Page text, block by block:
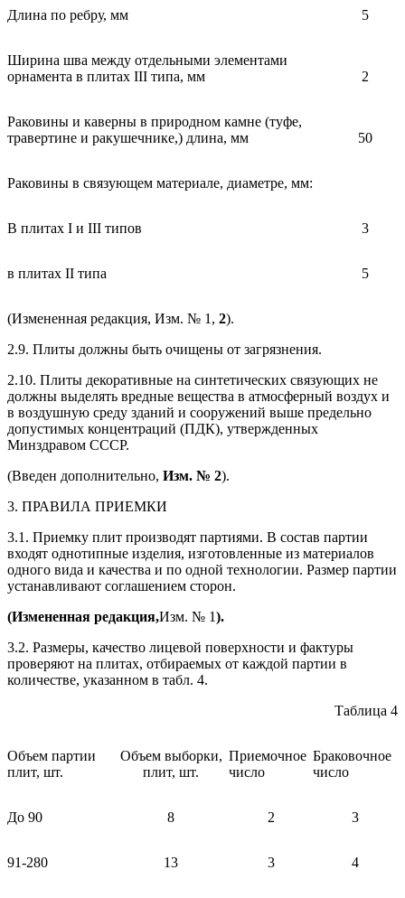
Длина по ребру, мм 5
Ширина шва между отдельными элементами
орнамента в плитах III типа, мм
2
Раковины и каверны в природном камне (туфе,
травертине и ракушечнике,) длина, мм
50
Раковины в связующем материале, диаметре, мм:
В плитах I и III типов 3
в плитах II типа 5
(Измененная редакция, Изм. № 1, 2).
2.9. Плиты должны быть очищены от загрязнения.
2.10. Плиты декоративные на синтетических связующих не
должны выделять вредные вещества в атмосферный воздух и
в воздушную среду зданий и сооружений выше предельно
допустимых концентраций (ПДК), утвержденных
Минздравом СССР.
(Введен дополнительно, Изм. № 2).
3. ПРАВИЛА ПРИЕМКИ
3.1. Приемку плит производят партиями. В состав партии
входят однотипные изделия, изготовленные из материалов
одного вида и качества и по одной технологии. Размер партии
устанавливают соглашением сторон.
(Измененная редакция,Изм. № 1).
3.2. Размеры, качество лицевой поверхности и фактуры
проверяют на плитах, отбираемых от каждой партии в
количестве, указанном в табл. 4.
Таблица 4
Объем партии
плит, шт.
Объем выборки,
плит, шт.
Приемочное
число
Браковочное
число
До 90 8 2 3
91-280 13 3 4